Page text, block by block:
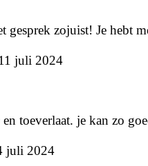
gesprek zojuist! Je hebt
juli 2024
toeverlaat. je kan zo
juli 2024